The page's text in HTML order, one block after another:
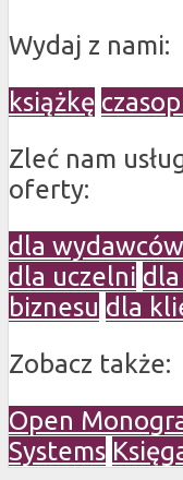
Wydaj z nami:
książkę
Zleć nam
oferty:
dla wydawców
dla uczelni
biznesu dla
Zobacz także:
Open
Systems